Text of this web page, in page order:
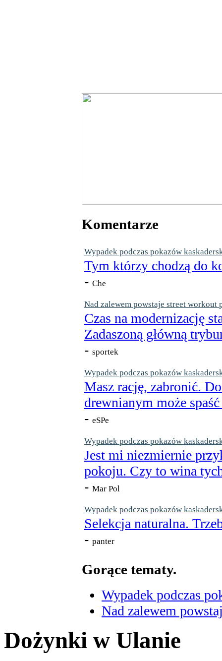
Komentarze
Wypadek podczas pokazów
Tym którzy chodzą do
- Che
Nad zalewem powstaje street workout
Czas na modernizację
Zadaszoną główną
- sportek
Wypadek podczas pokazów
Masz rację, zabronić.
drewnianym może
- eSPe
Wypadek podczas pokazów
Jest mi niezmiernie
pokoju. Czy to wina
- Mar Pol
Wypadek podczas pokazów
Selekcja naturalna.
- panter
Gorące tematy.
Wypadek podczas
Nad zalewem
Dożynki w Ulanie